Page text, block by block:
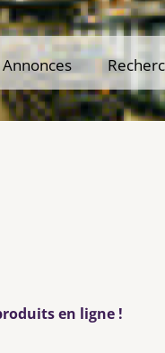
Annonces
Annonces
en ligne !